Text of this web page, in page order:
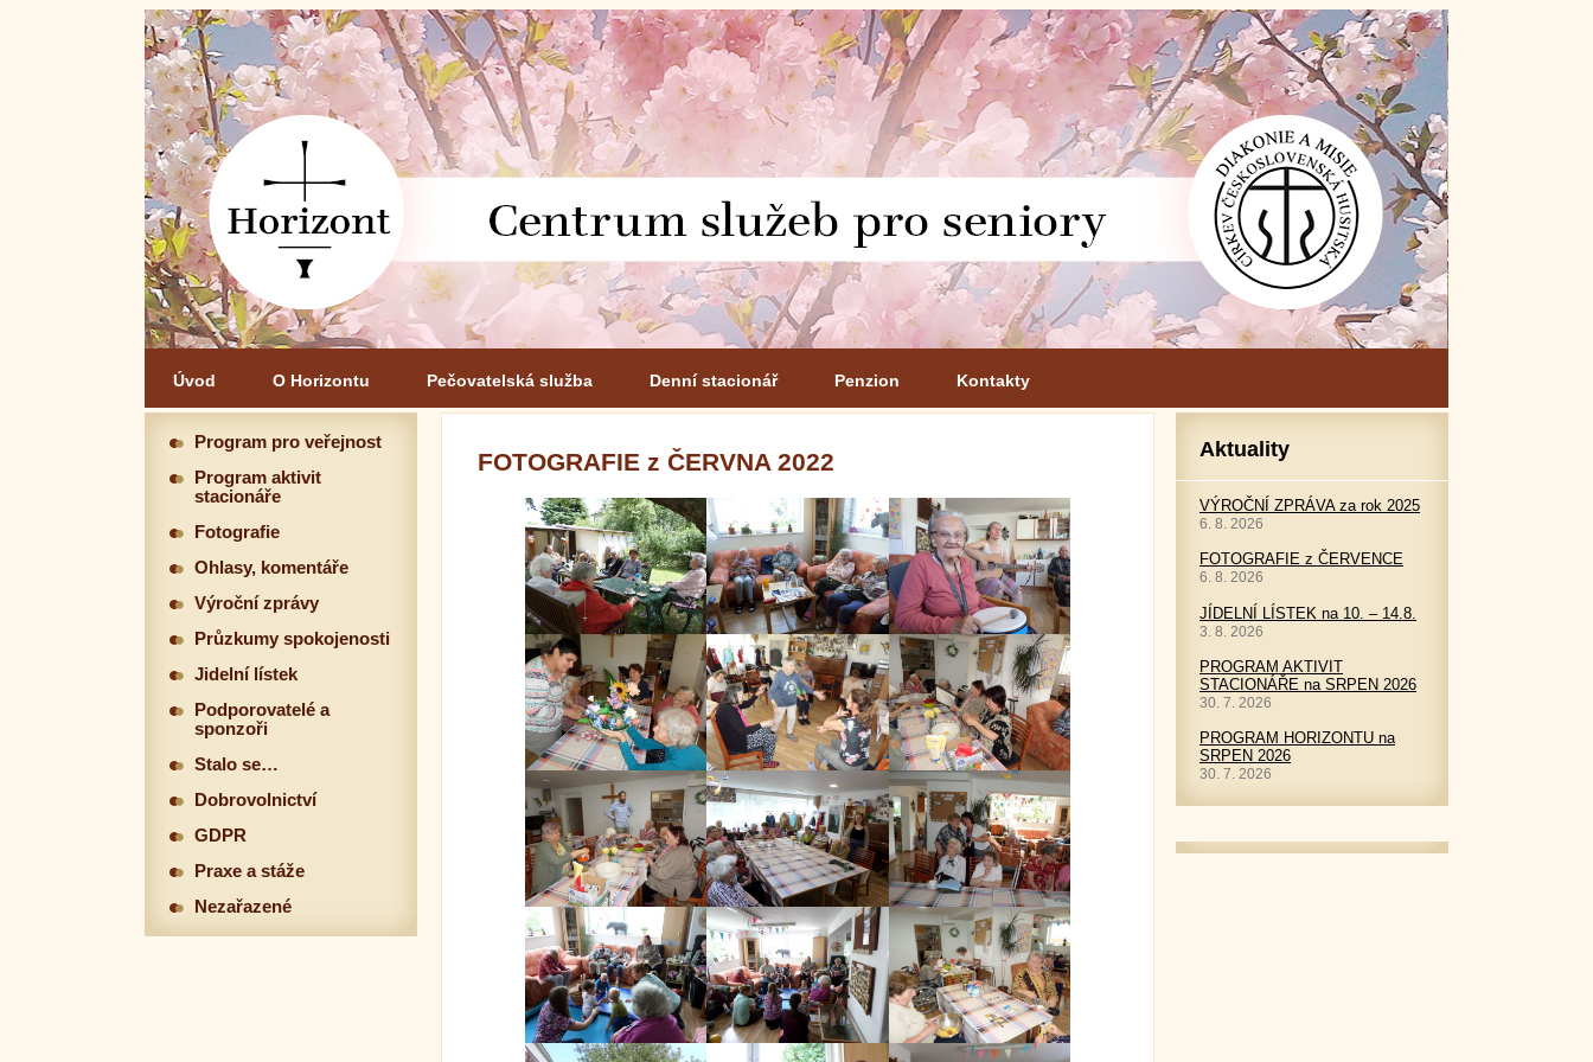
Úvod O Horizontu Pečovatelská služba Denní stacionář Penzion Kontakty
FOTOGRAFIE z ČERVNA 2022
Program pro veřejnost
Program aktivit
stacionáře
Fotografie
Ohlasy, komentáře
Výroční zprávy
Průzkumy spokojenosti
Jidelní lístek
Podporovatelé a
sponzoři
Stalo se…
Dobrovolnictví
GDPR
Praxe a stáže
Nezařazené
Aktuality
VÝROČNÍ ZPRÁVA za rok 2025
6. 8. 2026
FOTOGRAFIE z ČERVENCE
6. 8. 2026
JÍDELNÍ LÍSTEK na 10. – 14.8.
3. 8. 2026
PROGRAM AKTIVIT
STACIONÁŘE na SRPEN 2026
30. 7. 2026
PROGRAM HORIZONTU na
SRPEN 2026
30. 7. 2026